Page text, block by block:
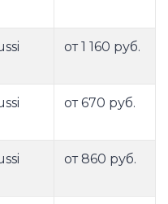
от 1 160 руб.
от 670 руб.
от 860 руб.